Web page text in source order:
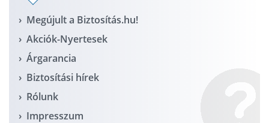
Megújult a Biztosítás.hu!
Akciók-Nyertesek
Árgarancia
Biztosítási hírek
Rólunk
Impresszum